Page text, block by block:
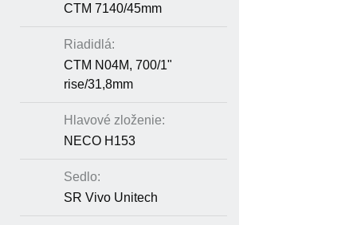
CTM 7140/45mm
Riadidlá:
CTM N04M, 700/1"
rise/31,8mm
Hlavové zloženie:
NECO H153
Sedlo:
SR Vivo Unitech